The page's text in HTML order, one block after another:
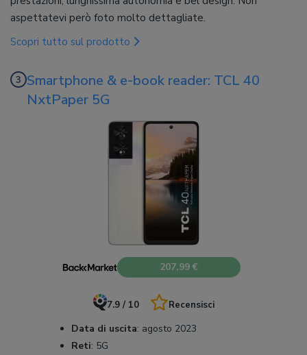
aspettatevi però foto molto dettagliate.
Scopri tutto sul prodotto
Smartphone & e-book reader: TCL 40
NxtPaper 5G
207,99 €
7.9 / 10 Recensisci
Data di uscita: agosto 2023
Reti: 5G